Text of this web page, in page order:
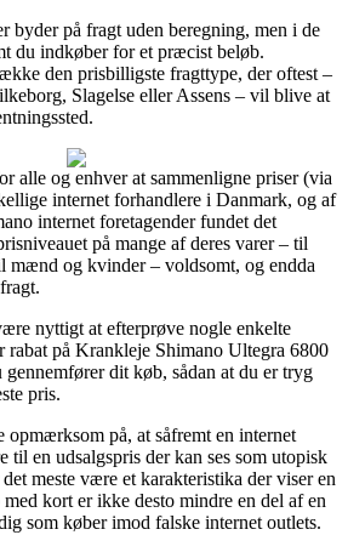
byder på fragt uden beregning, men i de
du indkøber for et præcist beløb.
den prisbilligste fragttype, der oftest –
Slagelse eller Assens – vil blive at
alle og enhver at sammenligne priser (via
internet forhandlere i Danmark, og af
internet foretagender fundet det
på mange af deres varer – til
mænd og kvinder – voldsomt, og endda
nyttigt at efterprøve nogle enkelte
rabat på Krankleje Shimano Ultegra 6800
dit køb, sådan at du er tryg
pris.
på, at såfremt en internet
til en udsalgspris der kan ses som utopisk
meste være et karakteristika der viser en
kort er ikke desto mindre en del af en
som køber imod falske internet outlets.